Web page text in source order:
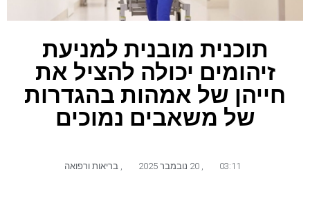
תוכנית מובנית למניעת
זיהומים יכולה להציל את
חייהן של אמהות בהגדרות
של משאבים נמוכים
03:11 20 נובמבר 2025 בריאות ורפואה